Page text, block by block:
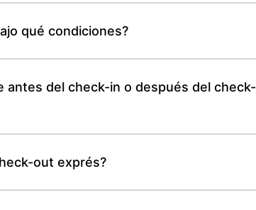
qué condiciones?
antes del check-in o después del check-
out exprés?